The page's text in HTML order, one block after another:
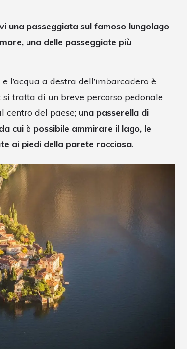
una passeggiata sul famoso lungolago
una delle passeggiate più
l’acqua a destra dell’imbarcadero è
: si tratta di un breve percorso pedonale
centro del paese; una passerella di
cui è possibile ammirare il lago, le
ai piedi della parete rocciosa.